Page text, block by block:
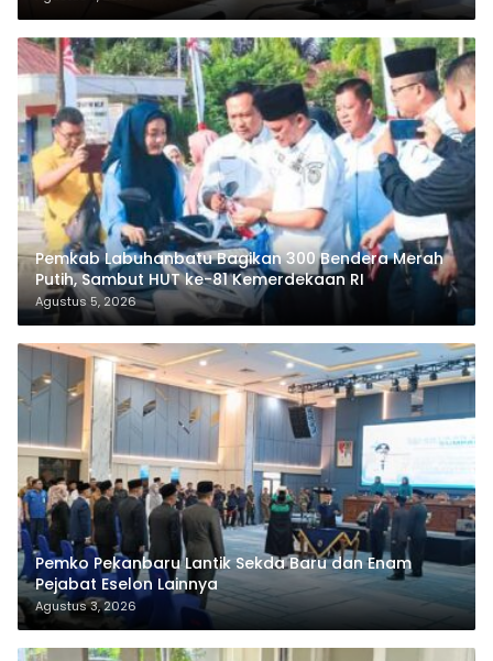
Pemkab Labuhanbatu Bagikan 300 Bendera Merah
Putih, Sambut HUT ke-81 Kemerdekaan RI
Agustus 5, 2026
Pemko Pekanbaru Lantik Sekda Baru dan Enam
Pejabat Eselon Lainnya
Agustus 3, 2026